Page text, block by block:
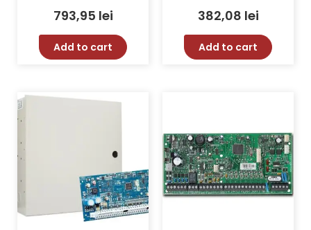
Carcasa Metalica
793,95 lei
Add to cart
Compatibilitate Wireless,
Securitate Avansată
382,08 lei
Add to cart